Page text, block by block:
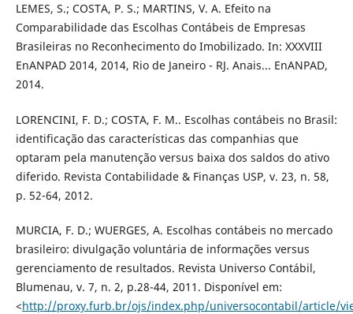
LEMES, S.; COSTA, P. S.; MARTINS, V. A. Efeito na
Comparabilidade das Escolhas Contábeis de Empresas
Brasileiras no Reconhecimento do Imobilizado. In: XXXVIII
EnANPAD 2014, 2014, Rio de Janeiro - RJ. Anais... EnANPAD,
2014.
LORENCINI, F. D.; COSTA, F. M.. Escolhas contábeis no Brasil:
identificação das características das companhias que
optaram pela manutenção versus baixa dos saldos do ativo
diferido. Revista Contabilidade & Finanças USP, v. 23, n. 58,
p. 52-64, 2012.
MURCIA, F. D.; WUERGES, A. Escolhas contábeis no mercado
brasileiro: divulgação voluntária de informações versus
gerenciamento de resultados. Revista Universo Contábil,
Blumenau, v. 7, n. 2, p.28-44, 2011. Disponível em:
<http://proxy.furb.br/ojs/index.php/universocontabil/article/